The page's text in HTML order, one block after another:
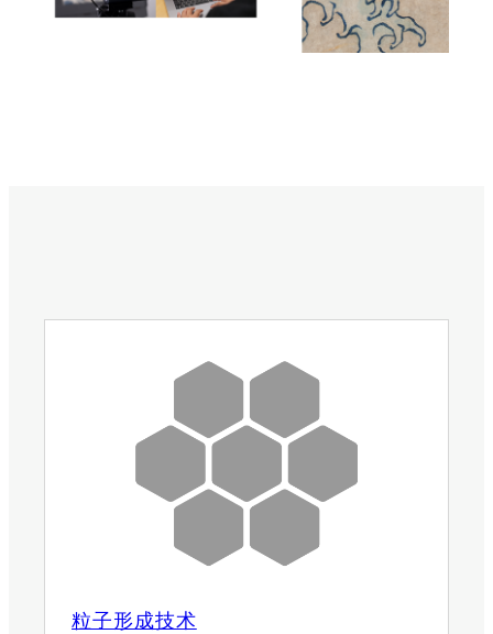
粒子形成技术